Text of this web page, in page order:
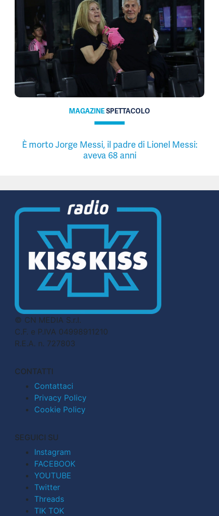
MAGAZINESPETTACOLO
È morto Jorge Messi, il padre di Lionel Messi:
aveva 68 anni
© CN MEDIA S.r.l.
C.F. e P.IVA 04998911210
R.E.A. n. 727803
CONTATTI
Contattaci
Privacy Policy
Cookie Policy
SEGUICI SU
Instagram
FACEBOOK
YOUTUBE
Twitter
Threads
TIK TOK